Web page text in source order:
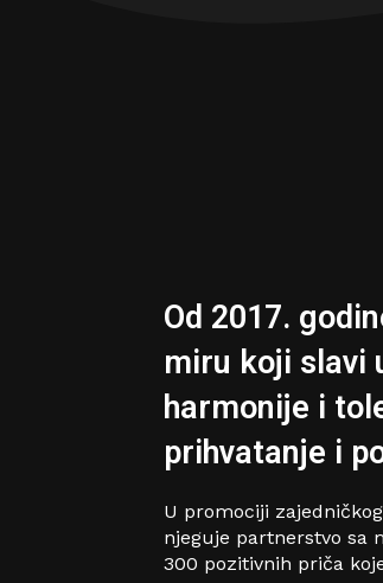
Od 2017.
miru koji slavi
harmonije i
prihvatanje i
U promociji
njeguje partnerstvo sa
300 pozitivnih priča